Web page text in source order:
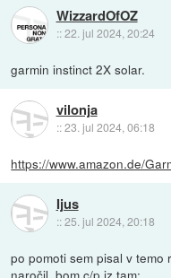
WizzardOfOZ
::22. jul 2024, 20:24
garmin instinct 2X solar.
vilonja
::23. jul 2024, 06:18
https://www.amazon.de/
Ijus
::25. jul 2024, 20:18
po pomoti sem pisal v